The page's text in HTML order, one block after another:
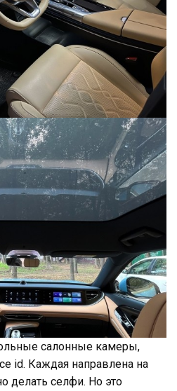
салонные камеры,
id. Каждая направлена на
делать селфи. Но это